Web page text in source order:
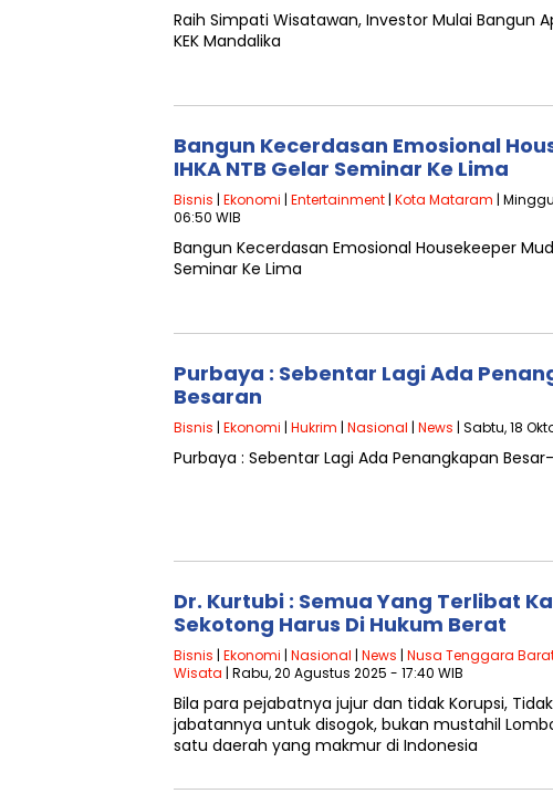
Raih Simpati Wisatawan, Investor Mulai Bangun
KEK Mandalika
Bangun Kecerdasan Emosional
IHKA NTB Gelar Seminar Ke Lima
Bisnis | Ekonomi | Entertainment | Kota Mataram |
06:50 WIB
Bangun Kecerdasan Emosional Housekeeper
Seminar Ke Lima
Purbaya : Sebentar Lagi Ada
Besaran
Bisnis | Ekonomi | Hukrim | Nasional | News | Sabtu, 18
Purbaya : Sebentar Lagi Ada Penangkapan
Dr. Kurtubi : Semua Yang Terlibat
Sekotong Harus Di Hukum Berat
Bisnis | Ekonomi | Nasional | News | Nusa Tenggara
Wisata | Rabu, 20 Agustus 2025 - 17:40 WIB
Bila para pejabatnya jujur dan tidak Korupsi,
jabatannya untuk disogok, bukan mustahil
satu daerah yang makmur di Indonesia